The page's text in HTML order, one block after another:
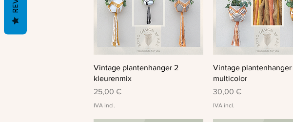
Visualização rápida
Vintage plantenhanger 2
kleurenmix
Preço
25,00 €
IVA incl.
Visualização rápida
Vintage plantenhanger
multicolor
Preço
30,00 €
IVA incl.